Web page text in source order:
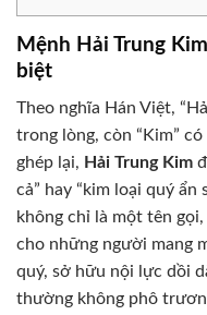
Mệnh Hải Trung
biệt
Theo nghĩa Hán Việt,
trong lòng, còn “Kim”
ghép lại, Hải Trung Kim
cả” hay “kim loại quý
không chỉ là một tên
cho những người mang
quý, sở hữu nội lực dồi
thường không phô